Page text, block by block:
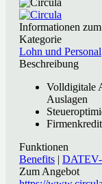
Informationen
Kategorie
Lohn und Personal
Beschreibung
Volldigitale
Auslagen
Funktionen
Benefits |
Zum Angebot